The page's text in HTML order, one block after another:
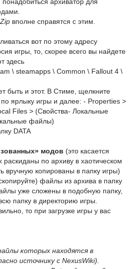
вполне справятся с этим.
вот по этому адресу
игры, то, скорее всего вы найдете
здесь
\ steamapps \ Common \ Fallout 4 \
быть и этот. В Стиме, щелкните
ярлыку игры и далее: - Properties >
Files > (Свойства- Локальные
файлы)
DATA
модов (это касается
по архиву в хаотическом
вручную копированы в папку игры)
файлы из архива в папку
уже сложены в подобную папку,
папку в директорию игры.
то при загрузке игры у вас
которых находятся в
источнику с NexusWiki).